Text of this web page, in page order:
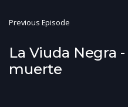
Previous Episode
La Viuda Negra -
muerte